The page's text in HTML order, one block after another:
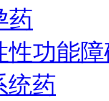
药
性功能
统药